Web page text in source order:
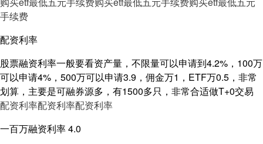
手续费
配资利率
股票融资利率一般要看资产量，不限量可以申请到4.2%，100万
可以申请4%，500万可以申请3.9，佣金万1，ETF万0.5，非常
划算，主要是可融券源多，有1500多只，非常合适做T+0交易
配资利率配资利率配资利率
一百万融资利率 4.0